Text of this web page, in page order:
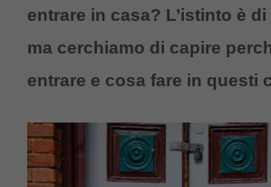
entrare in casa? L’istinto è
ma cerchiamo di capire
entrare e cosa fare in questi